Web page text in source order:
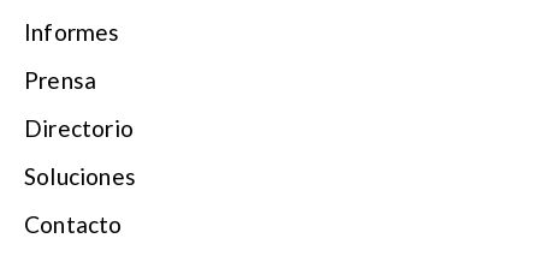
Informes
Prensa
Directorio
Soluciones
Contacto